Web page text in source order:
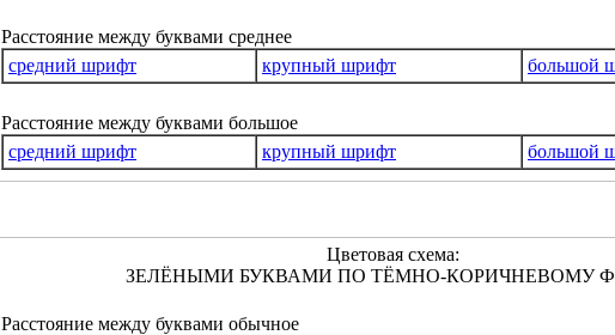
Расстояние между буквами среднее
средний шрифт
крупный шрифт большой
Расстояние между буквами большое
средний шрифт
крупный шрифт большой
Цветовая схема:
ЗЕЛЁНЫМИ БУКВАМИ ПО ТЁМНО-КОРИЧНЕВОМУ
Расстояние между буквами обычное